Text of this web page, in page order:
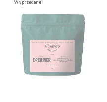
Wyprzedane